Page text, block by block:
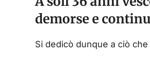
demorse e
Si dedicò dunque a ciò